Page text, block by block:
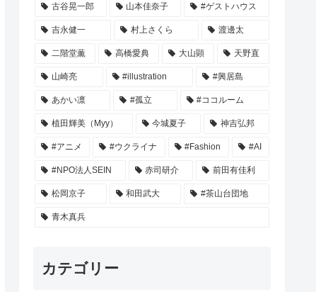
古谷晃一郎 山本佳奈子 #ゲストハウス
吉永健一 村上さくら 渡邊太
二階堂薫 高橋愛典 大山顕 天野直
山崎亮 #illustration #興居島
あかい凛 #孤立 #ココルーム
植田輝美（Myy） 今城夏子 神吉弘邦
#アニメ #ウクライナ #Fashion #AI
#NPO法人SEIN 赤司研介 前田有佳利
松岡京子 和田武大 #茶山台団地
青木真兵
カテゴリー